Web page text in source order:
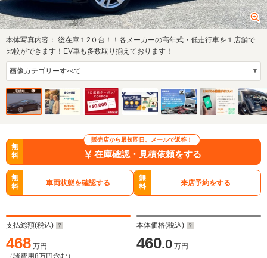
本体写真内容： 総在庫１2０台！！各メーカーの高年式・低走行車を１店舗で
比較ができます！EV車も多数取り揃えております！
販売店から最短即日、メールで返答！
無
料
在庫確認・見積依頼をする
無
料
車両状態を確認する
無
料
来店予約をする
支払総額(税込)
468 万円
（諸費用8万円含む）
本体価格(税込)
460.0 万円